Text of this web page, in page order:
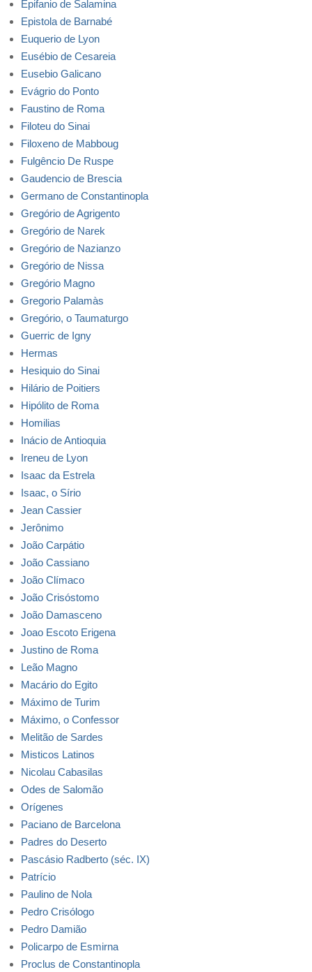
Epifanio de Salamina
Epistola de Barnabé
Euquerio de Lyon
Eusébio de Cesareia
Eusebio Galicano
Evágrio do Ponto
Faustino de Roma
Filoteu do Sinai
Filoxeno de Mabboug
Fulgêncio De Ruspe
Gaudencio de Brescia
Germano de Constantinopla
Gregório de Agrigento
Gregório de Narek
Gregório de Nazianzo
Gregório de Nissa
Gregório Magno
Gregorio Palamàs
Gregório, o Taumaturgo
Guerric de Igny
Hermas
Hesiquio do Sinai
Hilário de Poitiers
Hipólito de Roma
Homilias
Inácio de Antioquia
Ireneu de Lyon
Isaac da Estrela
Isaac, o Sírio
Jean Cassier
Jerônimo
João Carpátio
João Cassiano
João Clímaco
João Crisóstomo
João Damasceno
Joao Escoto Erigena
Justino de Roma
Leão Magno
Macário do Egito
Máximo de Turim
Máximo, o Confessor
Melitão de Sardes
Misticos Latinos
Nicolau Cabasilas
Odes de Salomão
Orígenes
Paciano de Barcelona
Padres do Deserto
Pascásio Radberto (séc. IX)
Patrício
Paulino de Nola
Pedro Crisólogo
Pedro Damião
Policarpo de Esmirna
Proclus de Constantinopla